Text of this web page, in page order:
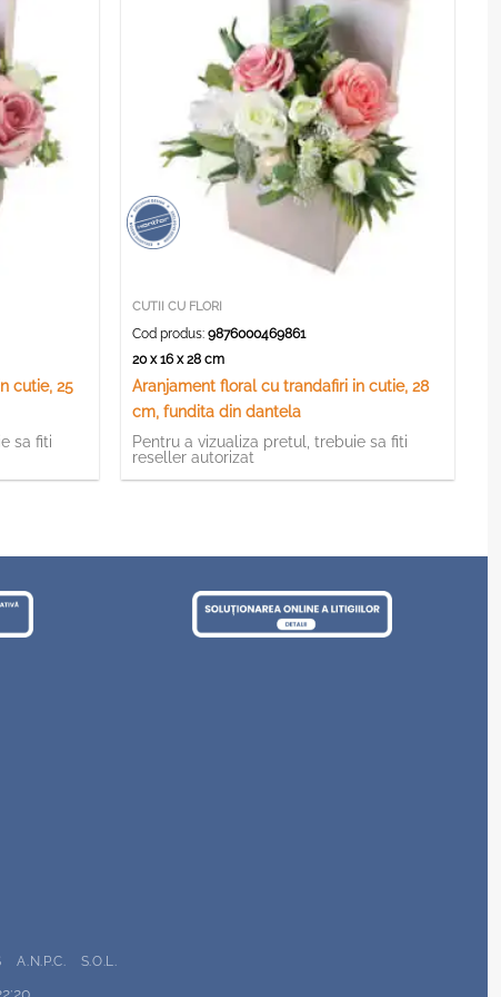
cutie, 25
sa fiti
CUTII CU FLORI
Cod produs:9876000469861
20 x 16 x 28 cm
Aranjament floral cu trandafiri in cutie, 28
cm, fundita din dantela
Pentru a vizualiza pretul, trebuie sa fiti
reseller autorizat
A.N.P.C. S.O.L.